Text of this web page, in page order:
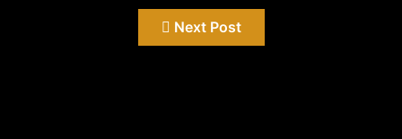
Next Post